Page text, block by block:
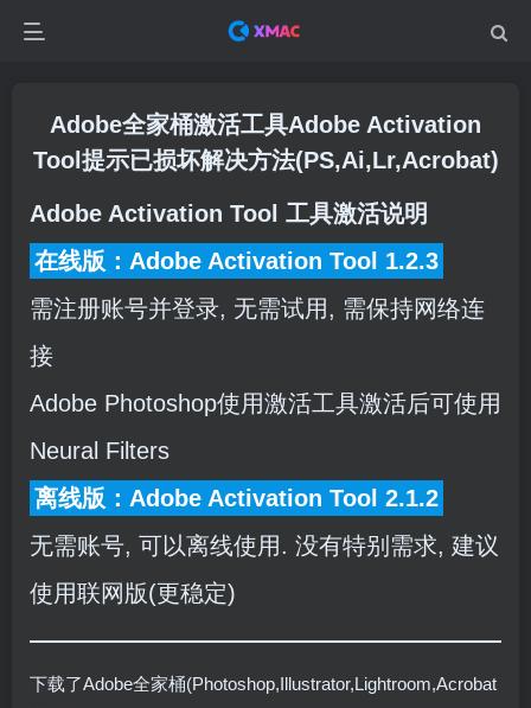
Adobe全家桶激活工具Adobe Activation
Tool提示已损坏解决方法(PS,Ai,Lr,Acrobat)
Adobe Activation Tool 工具激活说明
在线版：Adobe Activation Tool 1.2.3
需注册账号并登录, 无需试用, 需保持网络连
接
Adobe Photoshop使用激活工具激活后可使用
Neural Filters
离线版：Adobe Activation Tool 2.1.2
无需账号, 可以离线使用. 没有特别需求, 建议
使用联网版(更稳定)
下载了Adobe全家桶(Photoshop,Illustrator,Lightroom,Acrobat